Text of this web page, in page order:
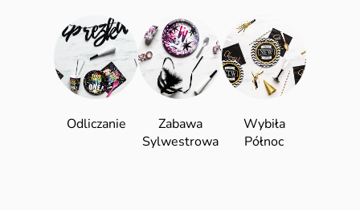
Odliczanie
Zabawa
Sylwestrowa
Wybiła
Północ